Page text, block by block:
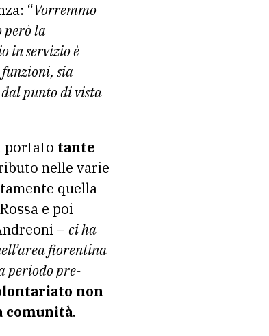
“Vorremmo
però la
in servizio è
sia
punto di vista
portato tante
nelle varie
quella
e poi
– ci ha
fiorentina
periodo pre-
non
comunità.